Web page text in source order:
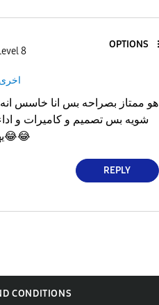
8
OPTIONS
اخرى
هو ممتاز بصراحه بس انا خاسس
شويه بس تصميم و كاميرات و
😂😂
REPLY
CONDITIONS